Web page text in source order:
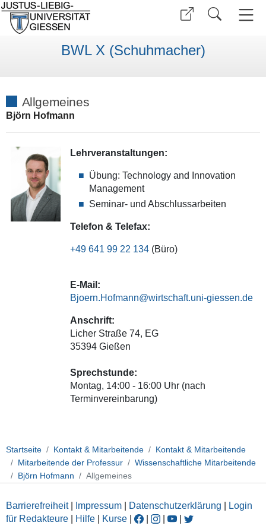
BWL X (Schuhmacher)
Allgemeines
Björn Hofmann
Lehrveranstaltungen:
Übung: Technology and Innovation
Management
Seminar- und Abschlussarbeiten
Telefon & Telefax:
+49 641 99 22 134(Büro)
E-Mail:
Bjoern.Hofmann@wirtschaft.uni-giessen.de
Anschrift:
Licher Straße 74, EG
35394 Gießen
Sprechstunde:
Montag, 14:00 - 16:00 Uhr (nach
Terminvereinbarung)
Startseite Kontakt & Mitarbeitende
Kontakt & Mitarbeitende
Mitarbeitende der Professur
Wissenschaftliche Mitarbeitende
Björn Hofmann
Allgemeines
Barrierefreiheit| Impressum Datenschutzerklärung
Login
für Redakteure
Hilfe Kurse